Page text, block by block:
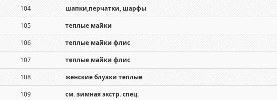
104
шапки,перчатки, шарфы
105
теплые майки
106
теплые майки флис
107
теплые майки флис
108
женские блузки теплые
109
см. зимная экстр. спец.